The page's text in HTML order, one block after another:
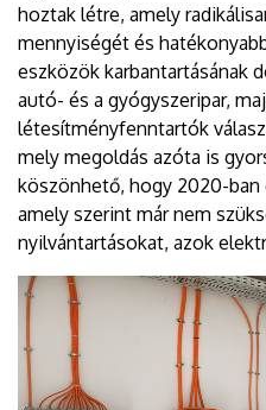
hoztak létre, amely
mennyiségét és
eszközök karbantartásának
autó- és a gyógyszeripar,
létesítményfenntartók
mely megoldás azóta is
köszönhető, hogy 2020-
amely szerint már nem
nyilvántartásokat, azok